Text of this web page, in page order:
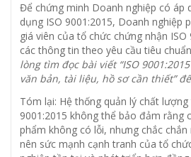
Để chứng minh Doanh nghiệp có áp
dụng ISO 9001:2015, Doanh nghiệp
giá viên của tổ chức chứng nhận ISO
các thông tin theo yêu cầu tiêu
lòng tìm đọc bài viết “ISO
văn bản, tài liệu, hồ sơ cần thiết”
Tóm lại: Hệ thống quản lý chất
9001:2015 không thể bảo đảm rằng
phẩm không có lỗi, nhưng chắc
nên sức mạnh cạnh tranh của tổ